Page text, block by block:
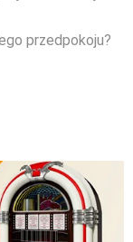
przedpokoju?